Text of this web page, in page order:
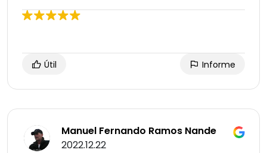
Útil Informe
Manuel Fernando Ramos Nande
2022.12.22